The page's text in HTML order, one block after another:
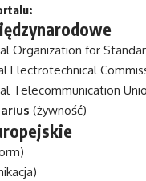
Organization for
Electrotechnical
Telecommunication
(żywność)